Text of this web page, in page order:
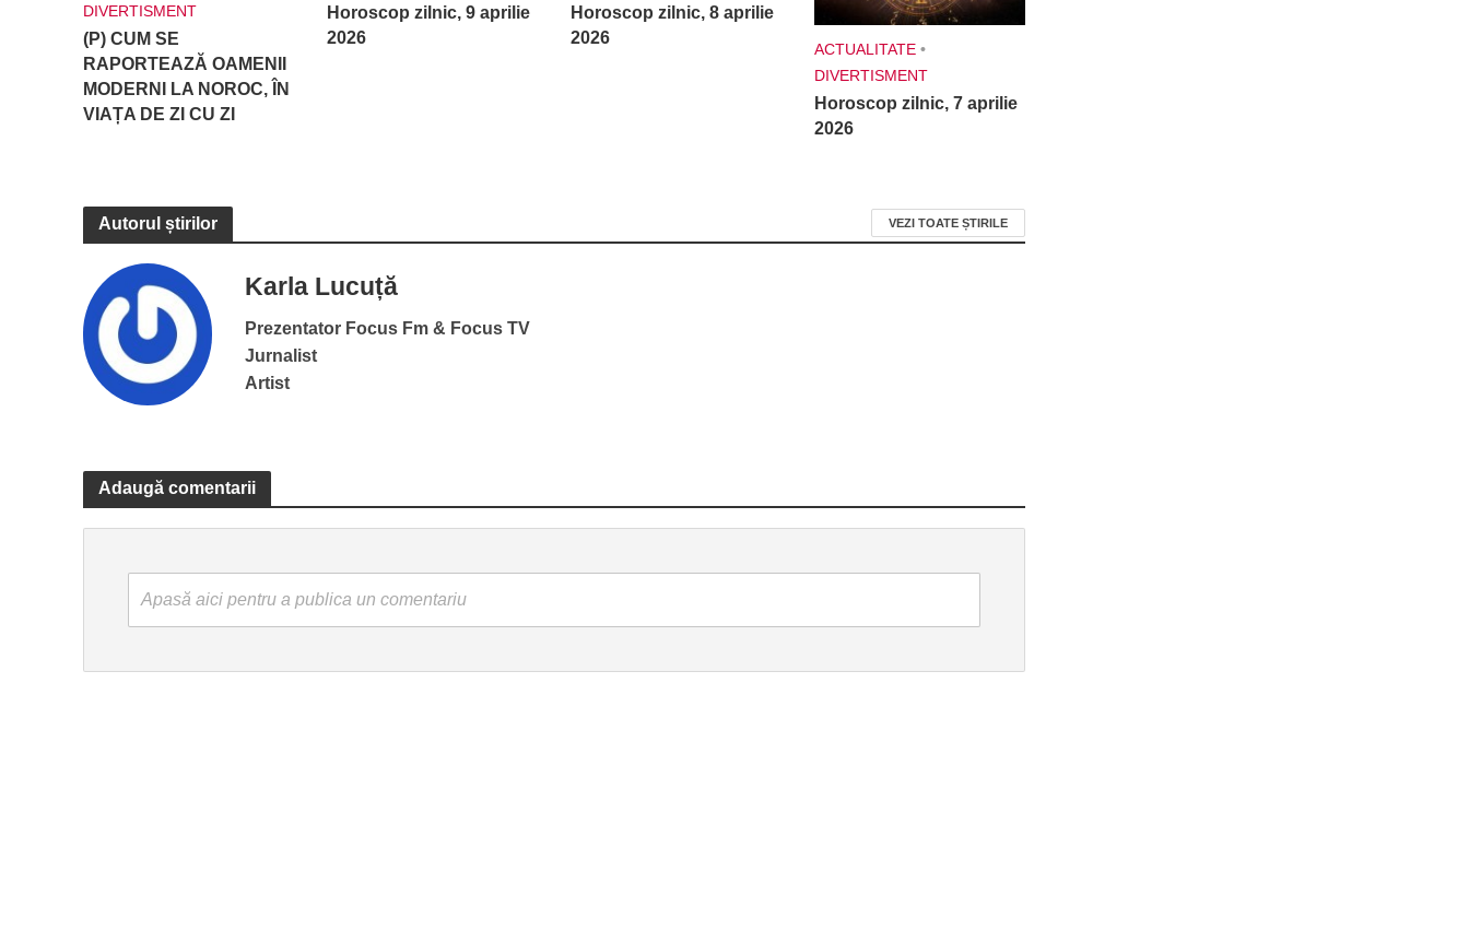
DIVERTISMENT
(P) CUM SE
RAPORTEAZĂ OAMENII
MODERNI LA NOROC, ÎN
VIAȚA DE ZI CU ZI
Horoscop zilnic, 9 aprilie
2026
Horoscop zilnic, 8 aprilie
2026
ACTUALITATE •
DIVERTISMENT
Horoscop zilnic, 7 aprilie
2026
Autorul știrilor VEZI TOATE ȘTIRILE
Karla Lucuță
Prezentator Focus Fm & Focus TV
Jurnalist
Artist
Adaugă comentarii
Apasă aici pentru a publica un comentariu